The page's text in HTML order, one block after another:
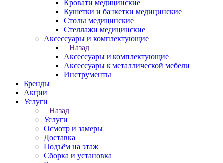
Кровати медицинские
Кушетки и банкетки медицинские
Столы медицинские
Стеллажи медицинские
Аксессуары и комплектующие
Назад
Аксессуары и комплектующие
Аксессуары к металлической мебели
Инструменты
Бренды
Акции
Услуги
Назад
Услуги
Осмотр и замеры
Доставка
Подъём на этаж
Сборка и установка